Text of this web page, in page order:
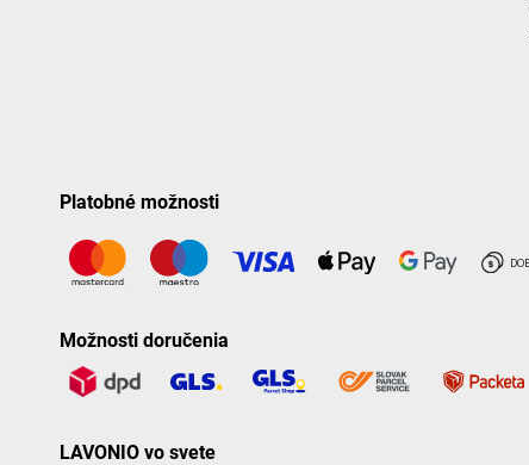
Platobné možnosti
Možnosti doručenia
LAVONIO vo svete